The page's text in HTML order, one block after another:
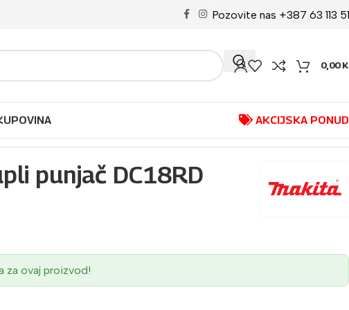
Pozovite nas +387 63 113
0,00
AKCIJSKA
punjač DC18RD
za ovaj proizvod!